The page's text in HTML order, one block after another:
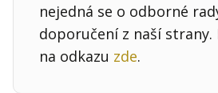
nejedná se o odborné
doporučení z naší
na odkazu zde.